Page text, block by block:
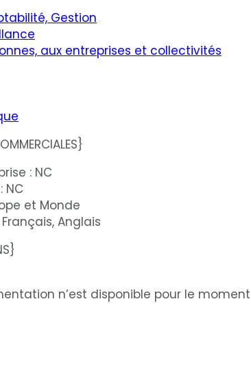
Gestion
aux entreprises et collectivités
: NC
NC
et Monde
Anglais
n’est disponible pour le